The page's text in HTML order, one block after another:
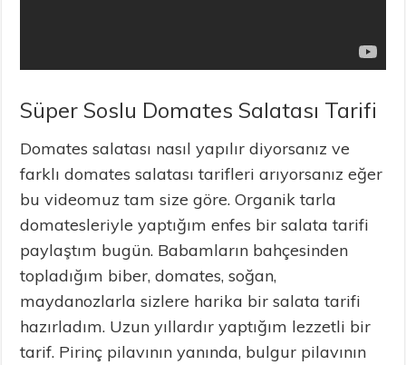
Süper Soslu Domates Salatası Tarifi
Domates salatası nasıl yapılır diyorsanız ve
farklı domates salatası tarifleri arıyorsanız eğer
bu videomuz tam size göre. Organik tarla
domatesleriyle yaptığım enfes bir salata tarifi
paylaştım bugün. Babamların bahçesinden
topladığım biber, domates, soğan,
maydanozlarla sizlere harika bir salata tarifi
hazırladım. Uzun yıllardır yaptığım lezzetli bir
tarif. Pirinç pilavının yanında, bulgur pilavının